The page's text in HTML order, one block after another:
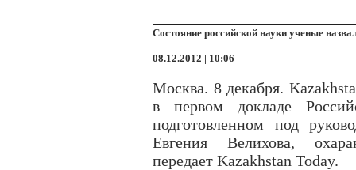
Состояние российской науки ученые
08.12.2012 | 10:06
Москва. 8 декабря.
в первом докладе
подготовленном под
Евгения Велихова,
передает Kazakhstan Today.